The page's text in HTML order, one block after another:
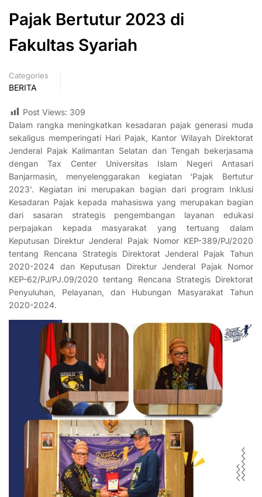
Pajak Bertutur 2023 di
Fakultas Syariah
Categories
BERITA
Post Views: 309
Dalam rangka meningkatkan kesadaran pajak generasi muda
sekaligus memperingati Hari Pajak, Kantor Wilayah Direktorat
Jenderal Pajak Kalimantan Selatan dan Tengah bekerjasama
dengan Tax Center Universitas Islam Negeri Antasari
Banjarmasin, menyelenggarakan kegiatan ‘Pajak Bertutur
2023’. Kegiatan ini merupakan bagian dari program Inklusi
Kesadaran Pajak kepada mahasiswa yang merupakan bagian
dari sasaran strategis pengembangan layanan edukasi
perpajakan kepada masyarakat yang tertuang dalam
Keputusan Direktur Jenderal Pajak Nomor KEP-389/PJ/2020
tentang Rencana Strategis Direktorat Jenderal Pajak Tahun
2020-2024 dan Keputusan Direktur Jenderal Pajak Nomor
KEP-62/PJ/PJ.09/2020 tentang Rencana Strategis Direktorat
Penyuluhan, Pelayanan, dan Hubungan Masyarakat Tahun
2020-2024.